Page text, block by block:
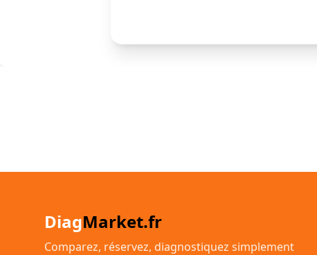
DiagMarket.fr
Comparez, réservez, diagnostiquez simplement